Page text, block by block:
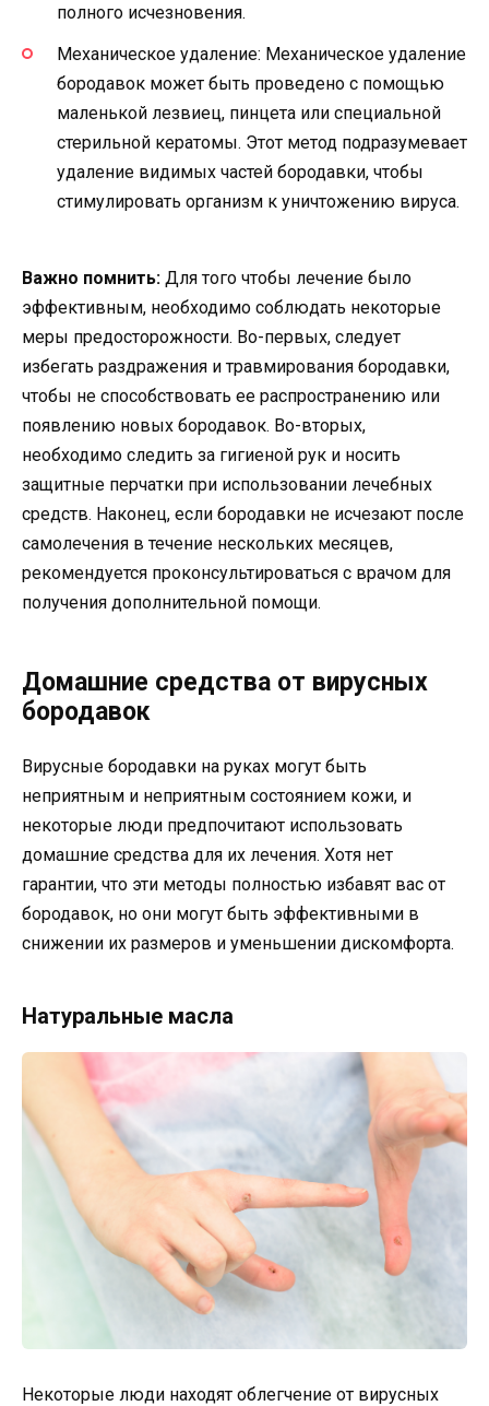
полного исчезновения.
Механическое удаление: Механическое удаление
бородавок может быть проведено с помощью
маленькой лезвиец, пинцета или специальной
стерильной кератомы. Этот метод подразумевает
удаление видимых частей бородавки, чтобы
стимулировать организм к уничтожению вируса.
Важно помнить: Для того чтобы лечение было
эффективным, необходимо соблюдать некоторые
меры предосторожности. Во-первых, следует
избегать раздражения и травмирования бородавки,
чтобы не способствовать ее распространению или
появлению новых бородавок. Во-вторых,
необходимо следить за гигиеной рук и носить
защитные перчатки при использовании лечебных
средств. Наконец, если бородавки не исчезают после
самолечения в течение нескольких месяцев,
рекомендуется проконсультироваться с врачом для
получения дополнительной помощи.
Домашние средства от вирусных
бородавок
Вирусные бородавки на руках могут быть
неприятным и неприятным состоянием кожи, и
некоторые люди предпочитают использовать
домашние средства для их лечения. Хотя нет
гарантии, что эти методы полностью избавят вас от
бородавок, но они могут быть эффективными в
снижении их размеров и уменьшении дискомфорта.
Натуральные масла
Некоторые люди находят облегчение от вирусных